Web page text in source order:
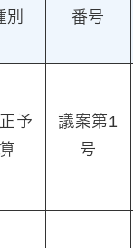
別 番号
予
算
議案第1
号